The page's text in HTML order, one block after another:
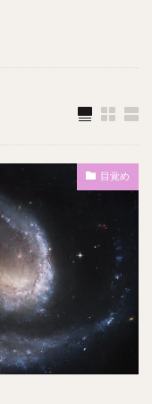
目覚め